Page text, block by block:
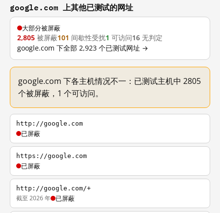
google.com 上其他已测试的网址
大部分被屏蔽
2,805 被屏蔽101 间歇性受扰1 可访问16 无判定
google.com 下全部 2,923 个已测试网址 →
google.com 下各主机情况不一：已测试主机中 2805
个被屏蔽，1 个可访问。
http://google.com
已屏蔽
https://google.com
已屏蔽
http://google.com/+
截至 2026 年 已屏蔽